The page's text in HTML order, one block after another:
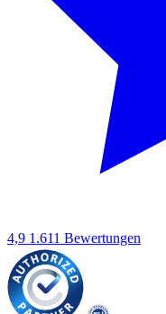
4,9 1.611 Bewertungen